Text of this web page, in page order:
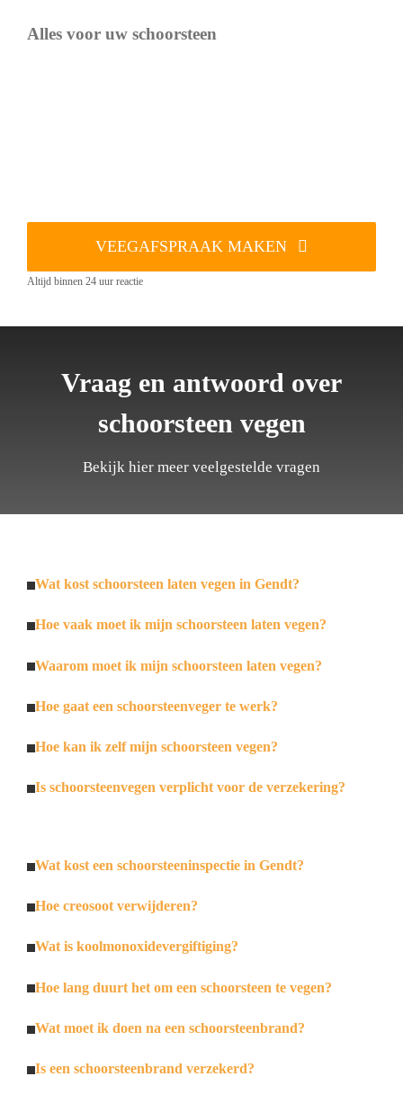
Alles voor uw schoorsteen
VEEGAFSPRAAK MAKEN
Altijd binnen 24 uur reactie
Vraag en antwoord over
schoorsteen vegen
Bekijk hier meer veelgestelde vragen
Wat kost schoorsteen laten vegen in Gendt?
Hoe vaak moet ik mijn schoorsteen laten vegen?
Waarom moet ik mijn schoorsteen laten vegen?
Hoe gaat een schoorsteenveger te werk?
Hoe kan ik zelf mijn schoorsteen vegen?
Is schoorsteenvegen verplicht voor de verzekering?
Wat kost een schoorsteeninspectie in Gendt?
Hoe creosoot verwijderen?
Wat is koolmonoxidevergiftiging?
Hoe lang duurt het om een schoorsteen te vegen?
Wat moet ik doen na een schoorsteenbrand?
Is een schoorsteenbrand verzekerd?